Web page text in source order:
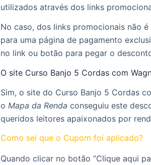
utilizados através dos links
No caso, dos links promocionais não
para uma página de pagamento
no link ou botão para pegar o
O site Curso Banjo 5 Cordas com
Sim, o site do Curso Banjo 5 Cordas
o Mapa da Renda conseguiu este
queridos leitores apaixonados por
Como sei que o Cupom foi aplicado?
Quando clicar no botão “Clique aqui